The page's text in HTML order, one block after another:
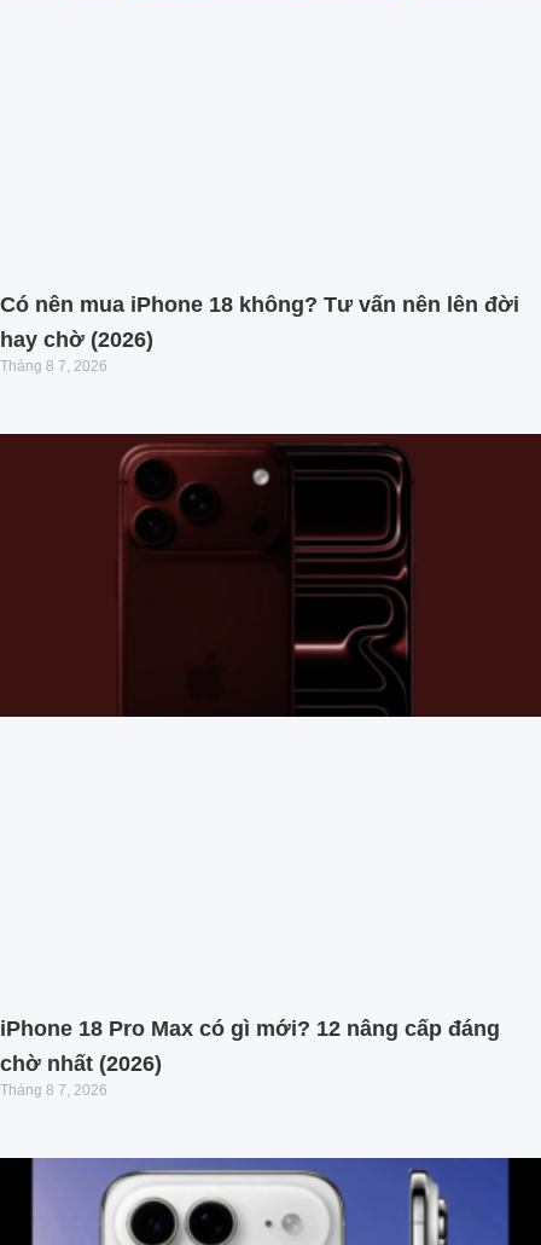
Có nên mua iPhone 18 không? Tư vấn nên lên đời
hay chờ (2026)
Tháng 8 7, 2026
iPhone 18 Pro Max có gì mới? 12 nâng cấp đáng
chờ nhất (2026)
Tháng 8 7, 2026